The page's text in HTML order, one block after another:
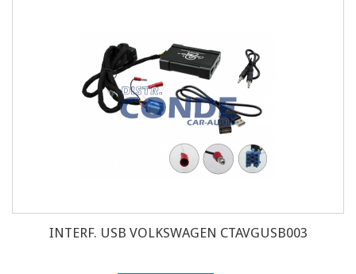
INTERF. USB VOLKSWAGEN CTAVGUSB003